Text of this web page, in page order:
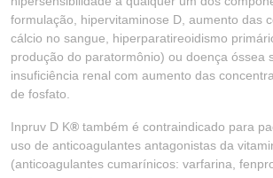
formulação, hipervitaminose D, aumento das
cálcio no sangue, hiperparatireoidismo
produção do paratormônio) ou doença óssea
insuficiência renal com aumento das
de fosfato.
Inpruv D K® também é contraindicado para
uso de anticoagulantes antagonistas da
(anticoagulantes cumarínicos: varfarina,